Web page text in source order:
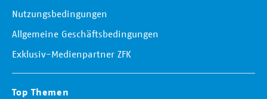
Nutzungsbedingungen
Allgemeine Geschäftsbedingungen
Exklusiv-Medienpartner ZFK
Top Themen